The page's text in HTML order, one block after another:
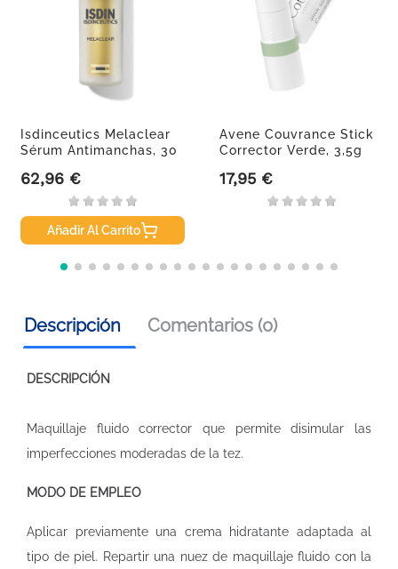
Isdinceutics Melaclear
Sérum Antimanchas, 30
Precio
62,96 €
Añadir Al Carrito
Avene Couvrance Stick
Corrector Verde, 3,5g
Precio
17,95 €
Descripción Comentarios (0)
DESCRIPCIÓN
Maquillaje fluido corrector que permite disimular las
imperfecciones moderadas de la tez.
MODO DE EMPLEO
Aplicar previamente una crema hidratante adaptada al
tipo de piel. Repartir una nuez de maquillaje fluido con la